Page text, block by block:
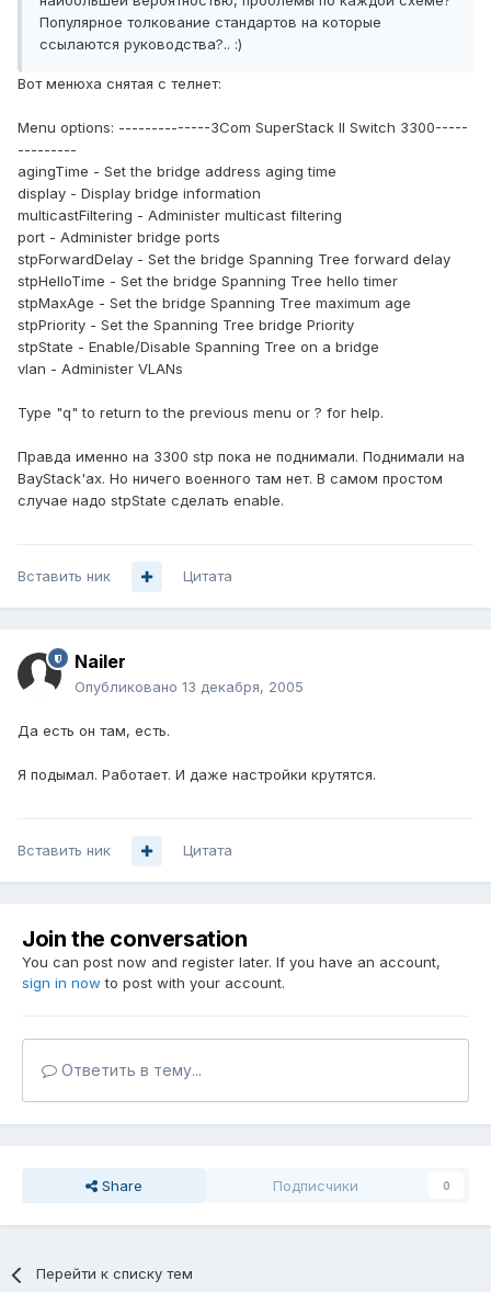
Популярное толкование стандартов на которые
ссылаются руководства?.. :)
Вот менюха снятая с телнет:
Menu options: --------------3Com SuperStack II Switch 3300-----
---------
agingTime - Set the bridge address aging time
display - Display bridge information
multicastFiltering - Administer multicast filtering
port - Administer bridge ports
stpForwardDelay - Set the bridge Spanning Tree forward delay
stpHelloTime - Set the bridge Spanning Tree hello timer
stpMaxAge - Set the bridge Spanning Tree maximum age
stpPriority - Set the Spanning Tree bridge Priority
stpState - Enable/Disable Spanning Tree on a bridge
vlan - Administer VLANs
Type "q" to return to the previous menu or ? for help.
Правда именно на 3300 stp пока не поднимали. Поднимали на
BayStack'ах. Но ничего военного там нет. В самом простом
случае надо stpState сделать enable.
Вставить ник Цитата
Nailer
Опубликовано 13 декабря, 2005
Да есть он там, есть.
Я подымал. Работает. И даже настройки крутятся.
Вставить ник Цитата
Join the conversation
You can post now and register later. If you have an account,
sign in now to post with your account.
Ответить в тему...
Share Подписчики 0
Перейти к списку тем